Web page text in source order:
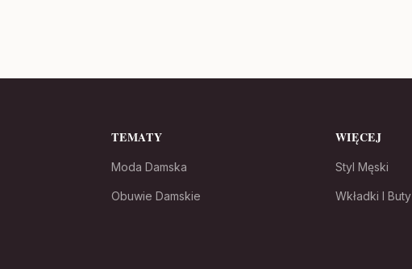
TEMATY
Moda Damska
Obuwie Damskie
WIĘCEJ
Styl Męski
Wkładki I Buty